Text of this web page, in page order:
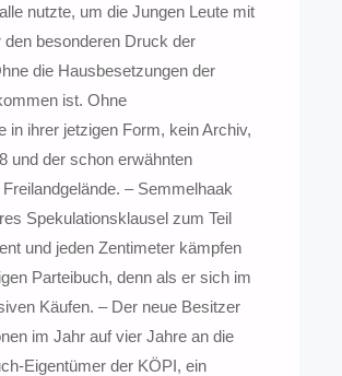
nutzte, um die Jungen Leute mit
besonderen Druck der
die Hausbesetzungen der
ist. Ohne
in ihrer jetzigen Form, kein Archiv,
und der schon erwähnten
– Semmelhaak
Spekulationsklausel zum Teil
und jeden Zentimeter kämpfen
Parteibuch, denn als er sich im
Käufen. – Der neue Besitzer
im Jahr auf vier Jahre an die
Eigentümer der KÖPI, ein